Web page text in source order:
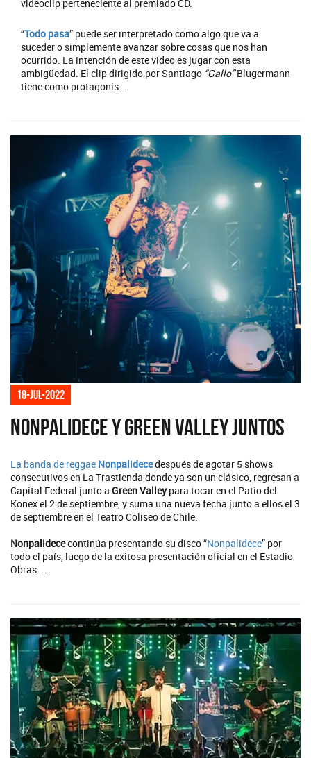
videoclip perteneciente al premiado CD.
“Todo pasa” puede ser interpretado como algo que va a
suceder o simplemente avanzar sobre cosas que nos han
ocurrido. La intención de este video es jugar con esta
ambigüedad. El clip dirigido por Santiago “Gallo”Blugermann
tiene como protagonis...
18-jul-2022
Nonpalidece y Green Valley juntos
La banda de reggae Nonpalidecedespués de agotar 5 shows
consecutivos en La Trastienda donde ya son un clásico, regresan a
Capital Federal junto a Green Valleypara tocar en el Patio del
Konex el 2 de septiembre, y suma una nueva fecha junto a ellos el 3
de septiembre en el Teatro Coliseo de Chile.
Nonpalidececontinúa presentando su disco “Nonpalidece” por
todo el país, luego de la exitosa presentación oficial en el Estadio
Obras ...